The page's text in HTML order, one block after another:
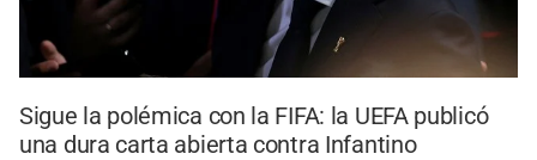
Sigue la polémica con la FIFA: la UEFA publicó
una dura carta abierta contra Infantino